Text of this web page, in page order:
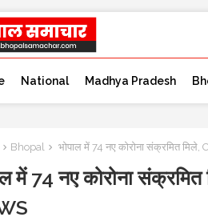
National Madhya Pradesh
Bhopal भोपाल में 74 नए कोरोना संक्रमित
में 74 नए कोरोना